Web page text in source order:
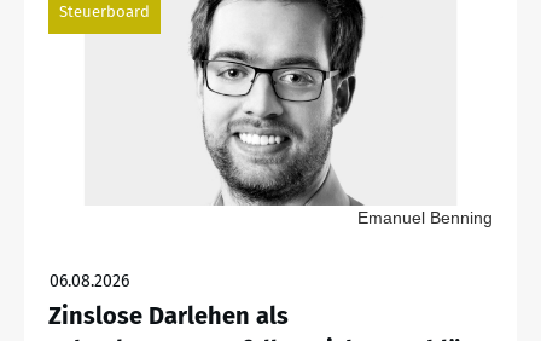
Steuerboard
Emanuel Benning
06.08.2026
Zinslose Darlehen als